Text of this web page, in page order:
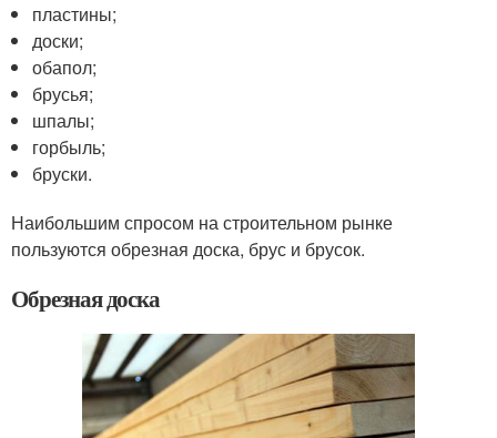
пластины;
доски;
обапол;
брусья;
шпалы;
горбыль;
бруски.
Наибольшим спросом на строительном рынке
пользуются обрезная доска, брус и брусок.
Обрезная доска